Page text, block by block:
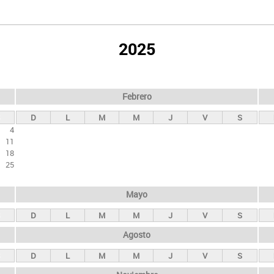
2025
4
11
18
25
Febrero
D L M M J V S
Mayo
D L M M J V S
Agosto
D L M M J V S